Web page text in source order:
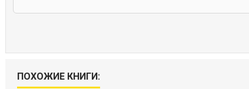
ПОХОЖИЕ КНИГИ: